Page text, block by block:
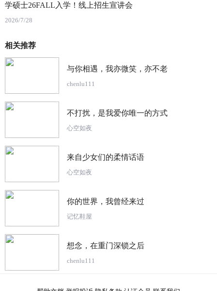
学硕士26FALL入学！线上招生宣讲会
2026/7/28
相关推荐
与你相遇，我亦微笑，亦不老
chenlu111
不打扰，是我爱你唯一的方式
心空如夜
来自少女们的柔情话语
心空如夜
你的世界，我曾经来过
记忆鞋屋
想念，在重门深锁之后
chenlu111